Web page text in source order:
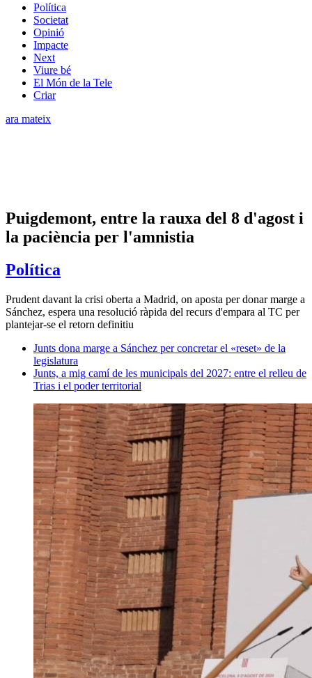
Política
Societat
Opinió
Impacte
Next
Viure bé
El Món de la Tele
Criar
ara mateix
Puigdemont, entre la rauxa del 8 d'agost i
la paciència per l'amnistia
Política
Prudent davant la crisi oberta a Madrid, on aposta per donar marge a
Sánchez, espera una resolució ràpida del recurs d'empara al TC per
plantejar-se el retorn definitiu
Junts dona marge a Sánchez per concretar el «reset» de la
legislatura
Junts, a mig camí de les municipals del 2027: entre el relleu de
Trias i el poder territorial